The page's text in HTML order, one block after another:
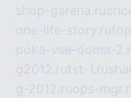
shop-garena.ru
one-life-story.ru
poka-vse-doma-
g2012.rutst-1.ru
g-2012.ruops-